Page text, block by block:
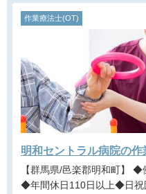
作業療法士(OT)
明和セントラル病院の作
【群馬県/邑楽郡明和町】 ◆働きやすさが魅力◆利用定員30名
◆年間休日110日以上◆日